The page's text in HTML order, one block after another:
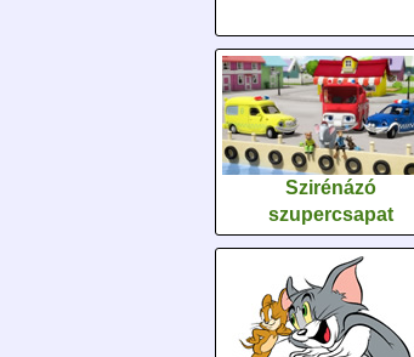
Szirénázó
szupercsapat